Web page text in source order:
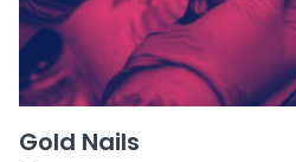
Gold Nails